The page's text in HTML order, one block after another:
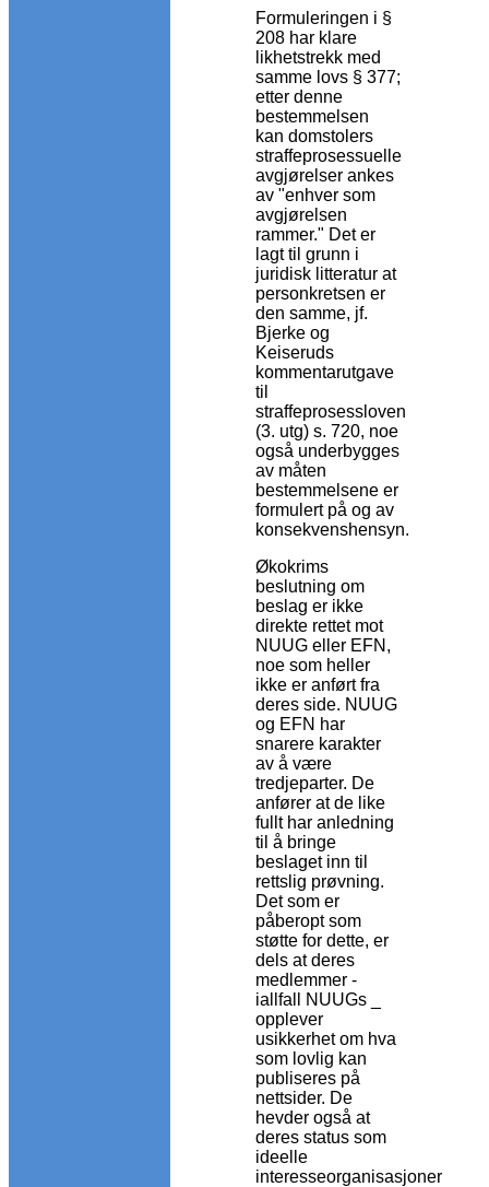
Formuleringen i §
208 har klare
likhetstrekk med
samme lovs § 377;
etter denne
bestemmelsen
kan domstolers
straffeprosessuelle
avgjørelser ankes
av "enhver som
avgjørelsen
rammer." Det er
lagt til grunn i
juridisk litteratur at
personkretsen er
den samme, jf.
Bjerke og
Keiseruds
kommentarutgave
til
straffeprosessloven
(3. utg) s. 720, noe
også underbygges
av måten
bestemmelsene er
formulert på og av
konsekvenshensyn.
Økokrims
beslutning om
beslag er ikke
direkte rettet mot
NUUG eller EFN,
noe som heller
ikke er anført fra
deres side. NUUG
og EFN har
snarere karakter
av å være
tredjeparter. De
anfører at de like
fullt har anledning
til å bringe
beslaget inn til
rettslig prøvning.
Det som er
påberopt som
støtte for dette, er
dels at deres
medlemmer -
iallfall NUUGs _
opplever
usikkerhet om hva
som lovlig kan
publiseres på
nettsider. De
hevder også at
deres status som
ideelle
interesseorganisasjoner